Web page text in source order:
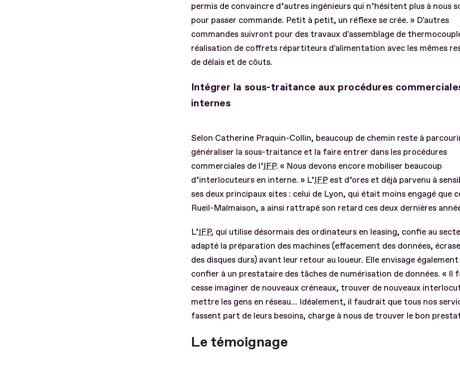
permis de convaincre d’autres ingénieurs qui n’hésitent plus à nous
pour passer commande. Petit à petit, un réflexe se crée. » D'autres
commandes suivront pour des travaux d'assemblage de
réalisation de coffrets répartiteurs d'alimentation avec les mêmes
de délais et de côuts.
Intégrer la sous-traitance aux procédures
internes
Selon Catherine Praquin-Collin, beaucoup de chemin reste à
généraliser la sous-traitance et la faire entrer dans les procédures
commerciales de l’IFP. « Nous devons encore mobiliser beaucoup
d’interlocuteurs en interne. » L’IFP est d’ores et déjà parvenu à
ses deux principaux sites : celui de Lyon, qui était moins engagé que
Rueil-Malmaison, a ainsi rattrapé son retard ces deux dernières
L’IFP, qui utilise désormais des ordinateurs en leasing, confie au
adapté la préparation des machines (effacement des données,
des disques durs) avant leur retour au loueur. Elle envisage
confier à un prestataire des tâches de numérisation de données. « Il
cesse imaginer de nouveaux créneaux, trouver de nouveaux
mettre les gens en réseau… Idéalement, il faudrait que tous nos
fassent part de leurs besoins, charge à nous de trouver le bon
Le témoignage